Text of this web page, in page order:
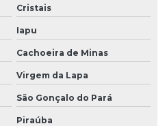
Cristais
Iapu
Cachoeira de Minas
Virgem da Lapa
São Gonçalo do Pará
Piraúba